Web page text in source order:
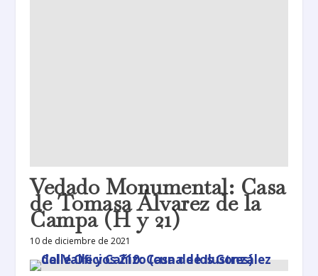
Vedado Monumental: Casa
de Tomasa Álvarez de la
Campa (H y 21)
10 de diciembre de 2021